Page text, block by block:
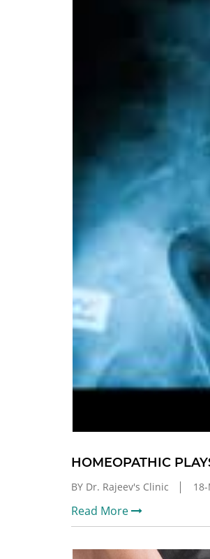
HOMEOPATHIC
BY Dr. Rajeev's Clinic
Read More